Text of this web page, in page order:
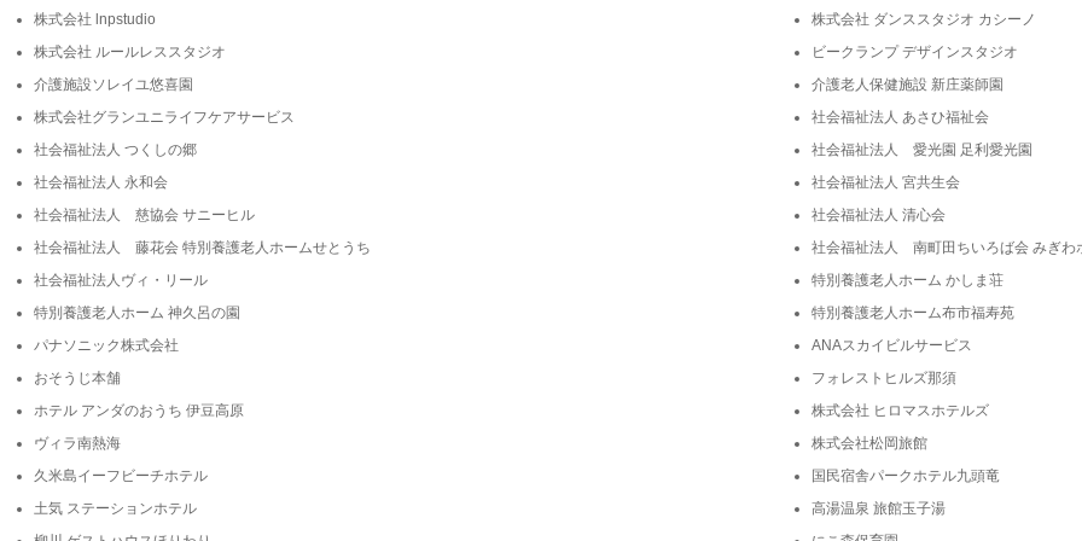
株式会社 lnpstudio
株式会社 ダンススタジオ カシーノ
株式会社 ルールレススタジオ
ビークランプ デザインスタジオ
介護施設ソレイユ悠喜園
介護老人保健施設 新庄薬師園
株式会社グランユニライフケアサービス
社会福祉法人 あさひ福祉会
社会福祉法人 つくしの郷
社会福祉法人 愛光園 足利愛光園
社会福祉法人 永和会
社会福祉法人 宮共生会
社会福祉法人 慈協会 サニーヒル
社会福祉法人 清心会
社会福祉法人 藤花会 特別養護老人ホームせとうち
社会福祉法人 南町田ちいろば会 みぎわ
社会福祉法人ヴィ・リール
特別養護老人ホーム かしま荘
特別養護老人ホーム 神久呂の園
特別養護老人ホーム布市福寿苑
パナソニック株式会社
ANAスカイビルサービス
おそうじ本舗
フォレストヒルズ那須
ホテル アンダのおうち 伊豆高原
株式会社 ヒロマスホテルズ
ヴィラ南熱海
株式会社松岡旅館
久米島イーフビーチホテル
国民宿舎パークホテル九頭竜
土気 ステーションホテル
高湯温泉 旅館玉子湯